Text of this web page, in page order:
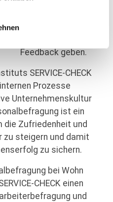
unabhängiges Institut
Feedback geben.
SERVICE-CHECK
Prozesse
Unternehmenskultur
ist ein
Zufriedenheit und
steigern und damit
zu sichern.
bei Wohn
CHECK einen
und